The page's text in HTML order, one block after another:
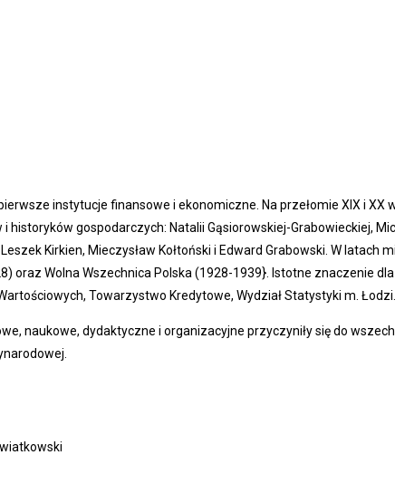
instytucje finansowe i ekonomiczne. Na przełomie XIX i
gospodarczych: Natalii Gąsiorowskiej-Grabowieckiej,
Kirkien, Mieczysław Kołtoński i Edward Grabowski. W
oraz Wolna Wszechnica Polska (1928-1939}. Istotne znaczenie
Towarzystwo Kredytowe, Wydział Statystyki m. Łodzi.
naukowe, dydaktyczne i organizacyjne przyczyniły się do